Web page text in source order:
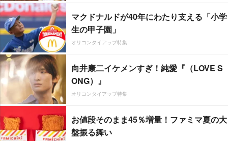
マクドナルドが40年にわたり支える「小学
生の甲子園」
オリコンタイアップ特集
向井康二イケメンすぎ！純愛『（LOVE S
ONG）』
オリコンタイアップ特集
お値段そのまま45％増量！ファミマ夏の大
盤振る舞い